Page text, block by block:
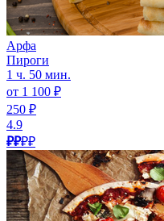
Арфа
Пироги
1 ч. 50 мин.
от 1 100 ₽
250 ₽
4.9
₽₽₽₽